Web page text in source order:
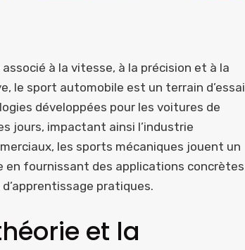
à la vitesse, à la précision et à la
le sport automobile est un terrain d’essai
développées pour les voitures de
jours, impactant ainsi l’industrie
les sports mécaniques jouent un
en fournissant des applications concrètes
pratiques.
et la